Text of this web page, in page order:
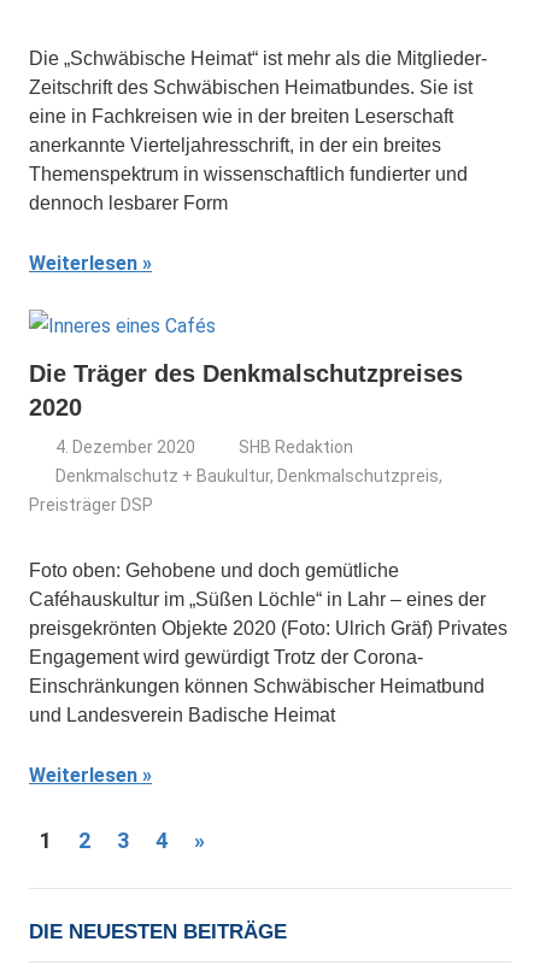
Die „Schwäbische Heimat“ ist mehr als die Mitglieder-
Zeitschrift des Schwäbischen Heimatbundes. Sie ist
eine in Fachkreisen wie in der breiten Leserschaft
anerkannte Vierteljahresschrift, in der ein breites
Themenspektrum in wissenschaftlich fundierter und
dennoch lesbarer Form
Weiterlesen
Die Träger des Denkmalschutzpreises
2020
4. Dezember 2020
SHB Redaktion
Denkmalschutz + Baukultur, Denkmalschutzpreis,
Preisträger DSP
Foto oben: Gehobene und doch gemütliche
Caféhauskultur im „Süßen Löchle“ in Lahr – eines der
preisgekrönten Objekte 2020 (Foto: Ulrich Gräf) Privates
Engagement wird gewürdigt Trotz der Corona-
Einschränkungen können Schwäbischer Heimat­bund
und Landesverein Badische Heimat
Weiterlesen
Seitennummerierung
der
Beiträge
1 2 3 4
Nächste
»
DIE NEUESTEN BEITRÄGE